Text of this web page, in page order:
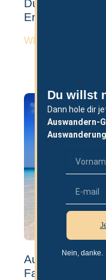
Dubai
Erfahrungen
WEITERLESEN »
Auswandern
Familie – Guide
Du willst
Dann hole dir
Auswandern-
Nein, danke.